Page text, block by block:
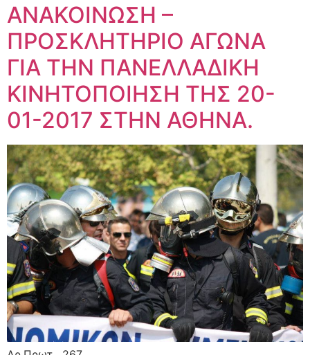
ΑΝΑΚΟΙΝΩΣΗ –
ΠΡΟΣΚΛΗΤΗΡΙΟ ΑΓΩΝΑ
ΓΙΑ ΤΗΝ ΠΑΝΕΛΛΑΔΙΚΗ
ΚΙΝΗΤΟΠΟΙΗΣΗ ΤΗΣ 20-
01-2017 ΣΤΗΝ ΑΘΗΝΑ.